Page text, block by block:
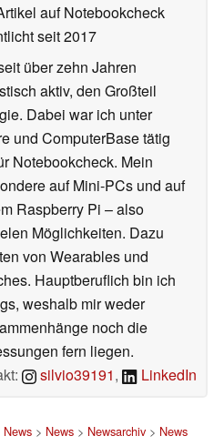
auf Notebookcheck
seit 2017
über zehn Jahren
aktiv, den Großteil
Dabei war ich unter
und ComputerBase tätig
Notebookcheck. Mein
auf Mini-PCs und auf
Raspberry Pi – also
Möglichkeiten. Dazu
von Wearables und
Hauptberuflich bin ich
weshalb mir weder
noch die
fern liegen.
silvio39191, LinkedIn
> News> Newsarchiv> News